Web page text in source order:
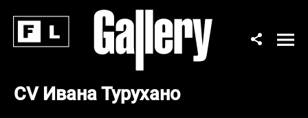
CV Ивана Турухано